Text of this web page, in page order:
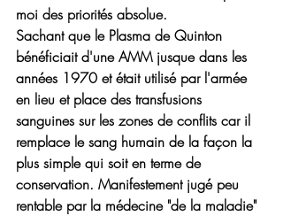
moi des priorités absolue.
Sachant que le Plasma de Quinton
bénéficiait d'une AMM jusque dans les
années 1970 et était utilisé par l'armée
en lieu et place des transfusions
sanguines sur les zones de conflits car il
remplace le sang humain de la façon la
plus simple qui soit en terme de
conservation. Manifestement jugé peu
rentable par la médecine "de la maladie"